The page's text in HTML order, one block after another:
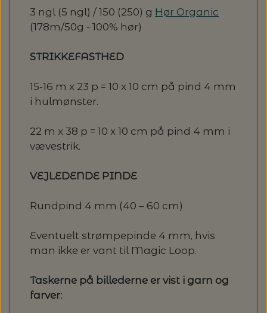
3 ngl (5 ngl) / 150 (250) g Hør Organic
(178m/50g - 100% hør)
STRIKKEFASTHED
15-16 m x 23 p = 10 x 10 cm på pind 4 mm
i hulmønster.
22 m x 38 p = 10 x 10 cm på pind 4 mm i
vævestrik.
VEJLEDENDE PINDE
Rundpind 4 mm (40 – 60 cm)
Eventuelt strømpepinde 4 mm, hvis
man ikke er vant til Magic Loop.
Taskerne på billederne er vist i garn og
farver: